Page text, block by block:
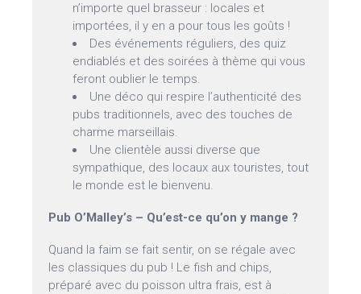
n’importe quel brasseur : locales et
importées, il y en a pour tous les goûts !
Des événements réguliers, des quiz
endiablés et des soirées à thème qui vous
feront oublier le temps.
Une déco qui respire l’authenticité des
pubs traditionnels, avec des touches de
charme marseillais.
Une clientèle aussi diverse que
sympathique, des locaux aux touristes, tout
le monde est le bienvenu.
Pub O’Malley’s – Qu’est-ce qu’on y mange ?
Quand la faim se fait sentir, on se régale avec
les classiques du pub ! Le fish and chips,
préparé avec du poisson ultra frais, est à